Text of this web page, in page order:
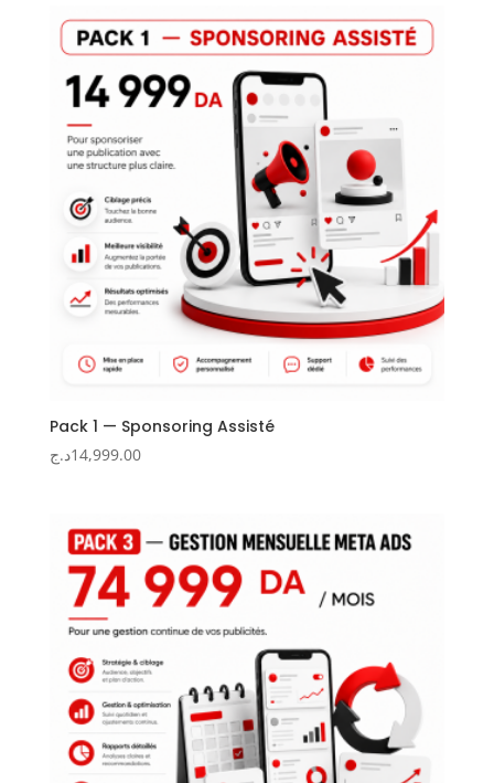
popularité
Pack 1 — Sponsoring Assisté
14,999.00د.ج